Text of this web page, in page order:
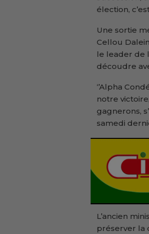
élection,
Une sortie
Cellou
le leader de
découdre
‘’Alpha
notre
gagnerons,
samedi
L’ancien
préserver la